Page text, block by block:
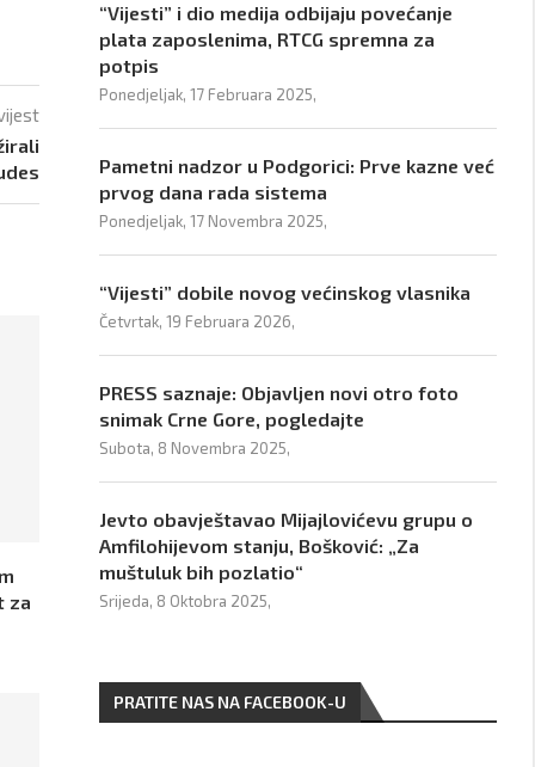
za
“Vijesti” i dio medija odbijaju povećanje
plata zaposlenima, RTCG spremna za
potpis
Ponedjeljak, 17 Februara 2025,
Pametni nadzor u Podgorici: Prve kazne već
prvog dana rada sistema
Ponedjeljak, 17 Novembra 2025,
“Vijesti” dobile novog većinskog vlasnika
Četvrtak, 19 Februara 2026,
PRESS saznaje: Objavljen novi otro foto
snimak Crne Gore, pogledajte
Subota, 8 Novembra 2025,
Jevto obavještavao Mijajlovićevu grupu o
Amfilohijevom stanju, Bošković: „Za
muštuluk bih pozlatio“
Srijeda, 8 Oktobra 2025,
PRATITE NAS NA FACEBOOK-U